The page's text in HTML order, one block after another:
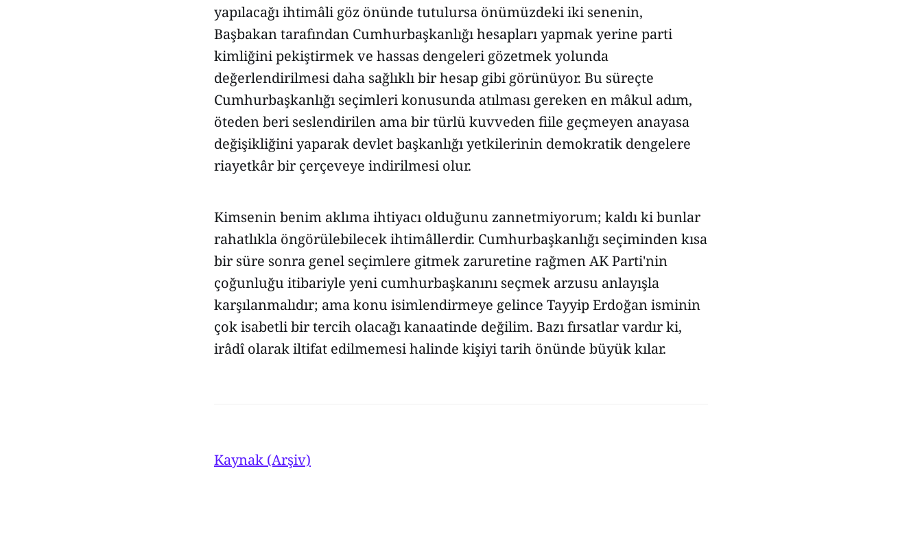
yapılacağı ihtimâli göz önünde tutulursa önümüzdeki iki senenin,
Başbakan tarafından Cumhurbaşkanlığı hesapları yapmak yerine parti
kimliğini pekiştirmek ve hassas dengeleri gözetmek yolunda
değerlendirilmesi daha sağlıklı bir hesap gibi görünüyor. Bu süreçte
Cumhurbaşkanlığı seçimleri konusunda atılması gereken en mâkul adım,
öteden beri seslendirilen ama bir türlü kuvveden fiile geçmeyen anayasa
değişikliğini yaparak devlet başkanlığı yetkilerinin demokratik dengelere
riayetkâr bir çerçeveye indirilmesi olur.
Kimsenin benim aklıma ihtiyacı olduğunu zannetmiyorum; kaldı ki bunlar
rahatlıkla öngörülebilecek ihtimâllerdir. Cumhurbaşkanlığı seçiminden kısa
bir süre sonra genel seçimlere gitmek zaruretine rağmen AK Parti'nin
çoğunluğu itibariyle yeni cumhurbaşkanını seçmek arzusu anlayışla
karşılanmalıdır; ama konu isimlendirmeye gelince Tayyip Erdoğan isminin
çok isabetli bir tercih olacağı kanaatinde değilim. Bazı fırsatlar vardır ki,
irâdî olarak iltifat edilmemesi halinde kişiyi tarih önünde büyük kılar.
Kaynak (Arşiv)